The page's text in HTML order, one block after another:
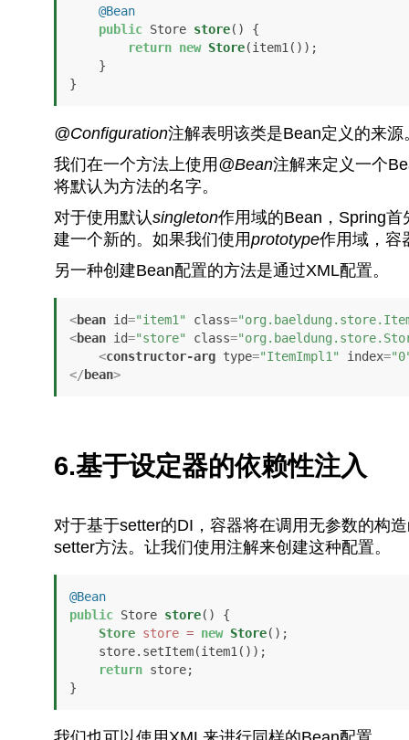
@Bean
public Store store()
{
return new Store(item1());
}
@Configuration注解表明该类是Bean定义的来
我们在一个方法上使用 @Bean注解来定义一个
将默认为方法的名字。
对于使用默认singleton作用域的Bean，Spring
建一个新的。如果我们使用prototype作用域，容
另一种创建Bean配置的方法是通过XML配置。
<bean id="item1" class=
<bean id="store" class=
<constructor-arg type="ItemImpl1" index=
</ bean>
6.基于设定器的依赖性注入
对于基于setter的DI，容器将在调用无参数的构
setter方法。让我们使用注解来创建这种配置。
@Bean
public Store store()
{
Store store = new Store();
return store;
}